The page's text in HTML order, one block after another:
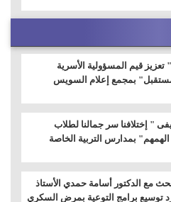
تعزيز قيم المسؤولية الأسرية
بمجمع إعلام السويس
" إختلافنا سر جمالنا لطلاب
بمدارس التربية الخاصة
مع الدكتور أسامة حمدي الأستاذ
توسيع برامج التوعية بمرض السكري